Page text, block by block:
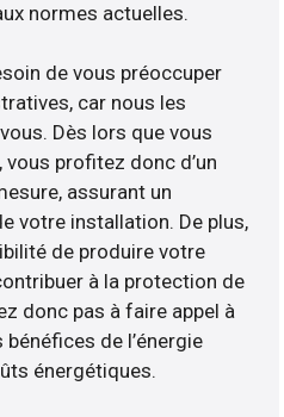
normes actuelles.
de vous préoccuper
car nous les
Dès lors que vous
profitez donc d’un
assurant un
votre installation. De plus,
de produire votre
à la protection de
donc pas à faire appel à
de l’énergie
énergétiques.